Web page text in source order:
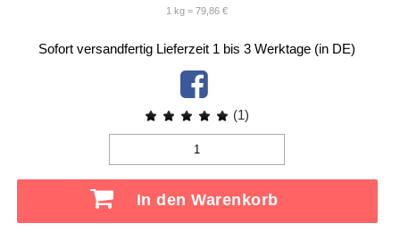
1 kg = 79,86 €
Sofort versandfertig Lieferzeit 1 bis 3 Werktage (in DE)
(1)
In den Warenkorb